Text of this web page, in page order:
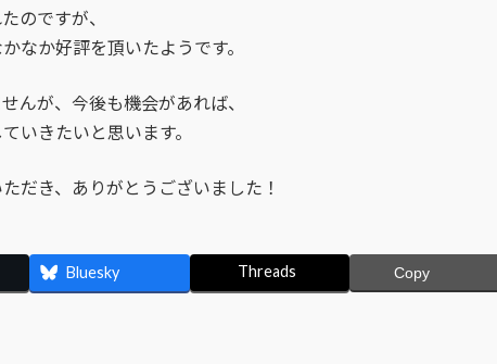
のですが、
なか好評を頂いたようです。
んが、今後も機会があれば、
いきたいと思います。
だき、ありがとうございました！
Bluesky Threads Copy